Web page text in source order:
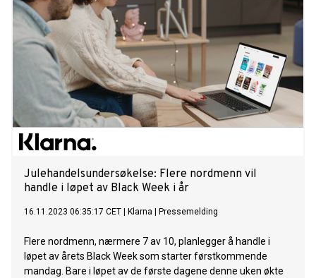
Julehandelsundersøkelse: Flere nordmenn vil
handle i løpet av Black Week i år
16.11.2023 06:35:17 CET Klarna Pressemelding
Flere nordmenn, nærmere 7 av 10, planlegger å handle i
løpet av årets Black Week som starter førstkommende
mandag. Bare i løpet av de første dagene denne uken økte